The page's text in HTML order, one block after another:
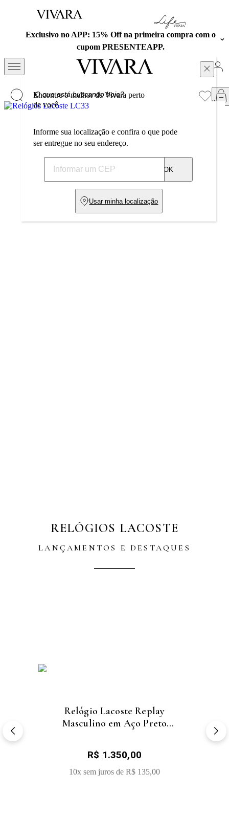
Frete cortesia em todas as compras acima de R$ 699.
Aproveite!
RELÓGIOS LACOSTE
LANÇAMENTOS E DESTAQUES
Relógio Lacoste Replay
Masculino em Aço Preto
Sale Price:
R$ 1.350,00
10x sem juros de R$ 135,00
COMPRAR
Encontre o melhor da Vivara perto
de você
Informe sua localização e confira o que pode
ser entregue no seu endereço.
OK
Usar minha localização